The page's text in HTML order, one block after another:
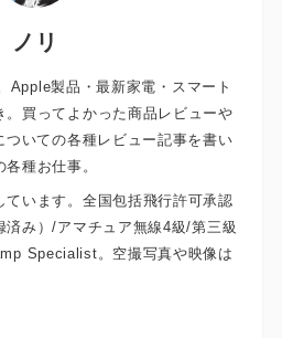
ノリ
Apple製品・最新家電・スマート
買ってよかった商品レビューや
いての各種レビュー記事を書い
種お仕事。
ています。全国包括飛行許可承認
済み）/アマチュア無線4級/第三級
Specialist。空撮写真や映像は